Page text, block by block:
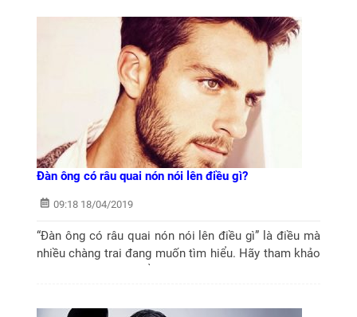
Đàn ông có râu quai nón nói lên điều gì?
09:18 18/04/2019
“Đàn ông có râu quai nón nói lên điều gì” là điều mà
nhiều chàng trai đang muốn tìm hiểu. Hãy tham khảo